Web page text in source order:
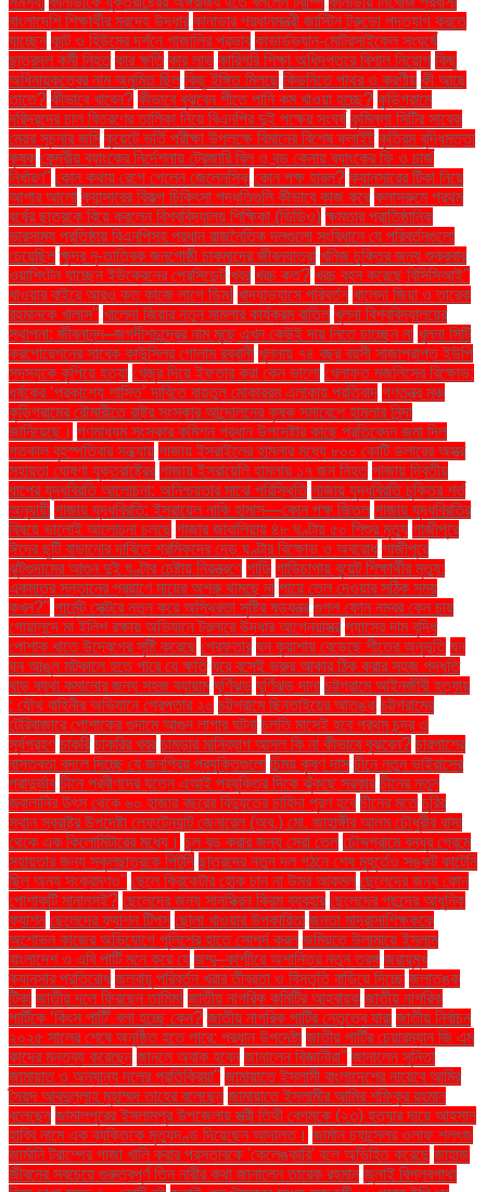
বাংলাদেশি শিক্ষার্থীর মরদেহ উদ্ধার কানাডার প্রধানমন্ত্রী জাস্টিন ট্রুডো পদত্যাগ করতে
যাচ্ছেন কান্ট ও হিউমের দর্শনে গাজালির প্রভাব কাভার্ডভ্যান-মোটরসাইকেল সংঘর্ষে
ছাত্রদল কর্মী নিহত কার ক্ষতি কার লাভ কারিগরি শিক্ষা অধিদপ্তরে বিশাল নিয়োগ কিছু
অধিনায়কত্বের নাম অনুমিত ছিল কিছু ইঙ্গিত মিলছে কিডনিতে পাথর ও করণীয় কী আছে
তাতে? কীভাবে খাবেন? কীভাবে বুঝবেন শীতে পানি কম খাওয়া হচ্ছে? কুড়িগ্রামে
দরিদ্রদের চাল বিতরণের তালিকা নিয়ে বিএনপির দুই পক্ষের সংঘর্ষ কুমিল্লা সিটির সাবেক
মেয়র সূচনার জমি কুয়েটে ভর্তি পরীক্ষা উপলক্ষে বিমানের বিশেষ ফ্লাইট কৃত্রিম বুদ্ধিমত্তা
কৃষক কেন্দ্রীয় ব্যাংকের নির্দেশনায় ট্রেজারি বিল ও বন্ড কেনায় ব্যাংকের ফি ও চার্জ
নির্ধারণ" কোন কথায় রেগে গেলেন জেলেনস্কি কোন পক্ষ হারল? ক্যানসারের টিকা নিয়ে
আশার আলো ক্যান্সারের বিকল্প চিকিৎসা পদ্ধতিগুলি কীভাবে কাজ করে ক্লাসরুমে প্রথম
বর্ষের ছাত্রকে বিয়ে করলেন বিশ্ববিদ্যালয় শিক্ষিকা (ভিডিও) ক্ষমতার প্রাতিষ্ঠানিক
ভারসাম্য প্রতিষ্ঠায় বিএনপিসহ প্রধান রাজনৈতিক দলগুলো সংবিধানে যে পরিবর্তনগুলো
চেয়েছিল ক্ষুদ্র নৃ-তাত্বিক জনগোষ্ঠী চাকমাদের জীবনযাত্রা খনিজ চুক্তির জন্য শুক্রবার
ওয়াশিংটন যাচ্ছেন ইউক্রেনের প্রেসিডেন্ট খবর খরচ কত? খরচ বহন করেছে বিসিসিআই"
খাওয়ার বাইরে আরও কত কাজে লাগে ডিম! খাদ্যাভ্যাসে পরিবর্তন খালেদা জিয়া ও তারেক
রহমানকে খালাস'' খালেদা জিয়ার নতুন মামলার কার্যক্রম বাতিল খুলনা বিশ্ববিদ্যালয়ের
স্থাপনা: জীবনানন্দ–জগদীশচন্দ্রের নাম মুছে এখন কেউই দায় নিতে চাচ্ছেন না খুলনা সিটি
করপোরেশনের সাবেক কাউন্সিলর গোলাম রব্বানী খুলনায় ৭৪ বছর বয়সী সাজাপ্রাপ্ত ইউপি
সদস্যকে কুপিয়ে হত্যা খেজুর দিয়ে ইফতার করা কেন ভালো খেলাফত মজলিসের বিক্ষোভ:
ধর্ষকের ‘প্রকাশ্যে শাস্তি’ দাবিতে বায়তুল মোকাররম এলাকায় প্রতিবাদ গণতন্ত্র মঞ্চ
কুড়িগ্রামের রৌমারীতে রাষ্ট্র সংস্কার আন্দোলনের কৃষক সমাবেশে হামলার নিন্দা
জানিয়েছে। গণমাধ্যম সংস্কার কমিশন প্রধান উপদেষ্টার কাছে প্রতিবেদন জমা দিল
গতকাল বৃহস্পতিবার সন্ধ্যায় গাজায় ইসরাইলের হামলার মধ্যে ৮০০ কোটি ডলারের অস্ত্র
সহায়তা ঘোষণা যুক্তরাষ্ট্রের গাজায় ইসরায়েলি হামলায় ১৭ জন নিহত গাজায় দ্বিতীয়
ধাপের যুদ্ধবিরতি আলোচনা: অনিশ্চয়তার মাঝে পরিস্থিতি গাজায় যুদ্ধবিরতি চুক্তির শর্ত
অনুযায়ী গাজায় যুদ্ধবিরতি: ইসরায়েল নাকি হামাস—কোন পক্ষ জিতল গাজায় যুদ্ধবিরতির
বিষয়ে ভালোই আলোচনা চলছে গাজার জাবালিয়ায় ৪৮ ঘণ্টায় ৫০ শিশুর মৃত্যু গাজীপুরে
ঈদের ছুটি বাড়ানোর দাবিতে শ্রমিকদের দেড় ঘণ্টার বিক্ষোভ ও অবরোধ গাজীপুরে
ঝুটগুদামের আগুন দুই ঘণ্টার চেষ্টায় নিয়ন্ত্রণে গাড়ি গাড়িচাপায় বুয়েট শিক্ষার্থীর মৃত্যু:
একমাত্র সন্তানের প্রয়াণে মায়ের অশ্রু থামছে না গায়ে তেল দেওয়ার সঠিক সময়
কখন?" গার্মেন্ট সেক্টরে নতুন করে অস্থিরতা সৃষ্টির ষড়যন্ত্র গুগল ফোন নম্বর কেন চায়
গোয়ালন্দে মা ইলিশ রক্ষায় অভিযানে ট্রলারে উদ্ধার আগ্নেয়াস্ত্র গ্যাসের দাম বৃদ্ধি
পোশাক খাতে উদ্বেগের সৃষ্টি করেছে গ্রেফতার ঘন কুয়াশায় বেড়েছে শীতের অনুভূতি ঘন
ঘন আঙুল মটকালে হতে পারে যে ক্ষতি ঘরে বসেই ভ্রুর আকার ঠিক করার সহজ পদ্ধতি
ঘাড় ব্যথা কমানোর জন্য সহজ ব্যায়াম ঘূর্ণিঝড় ঘূর্ণিঝড় দানা চট্টগ্রামে আইনজীবী হত্যায়
: যৌথ বাহিনীর অভিযানে গ্রেপ্তার ২০ চট্টগ্রামে ছিনতাইয়ের আতঙ্ক চট্টগ্রামের
টেরিবাজারে পোশাকের গুদামে আগুন লাগার ঘটনা চলতি মাসেই হবে প্রথম চন্দ্র ও
সূর্যগ্রহণ চাকরি চাকরির খবর চামড়ার মানিব্যাগ আসল কি না কীভাবে বুঝবেন? চারপাশের
বাস্তবতা বদলে দিচ্ছে যে জনপ্রিয় প্রযুক্তিগুলো চিন্ময় কৃষ্ণ দাস চীনে নতুন ভাইরাসের
প্রাদুর্ভাব চীনে প্রবীণদের যত্নে এআই প্রযুক্তির দিকে ঝুঁকছে সরকার চীনের নতুন
জ্বালানির উৎস থেকে ৬০ হাজার বছরের বিদ্যুতের চাহিদা পূরণ হবে চীনের মতে চুরির
স্থান স্বরাষ্ট্র উপদেষ্টা লেফটেন্যান্ট জেনারেল (অব.) মো. জাহাঙ্গীর আলম চৌধুরীর বাসা
থেকে এক কিলোমিটারের মধ্যে। চুল বড় করার জন্য সেরা তেল চৌদ্দগ্রামে বন্ধুর প্রেমে
সহায়তার জন্য স্কুলছাত্রকে পিটুনি ছাত্রদের নতুন দল গঠনে শেষ মুহূর্তেও সঙ্কট কাটেনি
ছিল অন্য সংক্রমণও" ছেলে ক্রিকেটার হোক চান না উমর আকমল ছেলেদের জন্য কোন
পোশাকটি মানানসই? ছেলেদের জন্য সানস্ক্রিন ক্রিম ব্যবহার ছেলেদের পছন্দের আধুনিক
ফ্যাশন ছেলেদের ফ্যাশন টিপস ছোলা খাওয়ার উপকারিতা জনতা মাদ্রাসাশিক্ষককে
অশোভন কাজের অভিযোগে পুলিশের হাতে সোপর্দ করল জমিয়তে উলামায়ে ইসলাম
বাংলাদেশ ও এবি পার্টি মনে করে যে জম্মু–কাশ্মীরে অশান্তির নতুন তরঙ্গ জরায়ুমুখ
ক্যানসার প্রতিরোধ জলবায়ু পরিবর্তন খরার তীব্রতা ও বিস্তৃতি বাড়িয়ে দিচ্ছে জলাতঙ্ক
টিকা জাতীয় দলে ফিরছেন তামিম! জাতীয় নাগরিক কমিটির আহ্বায়ক জাতীয় নাগরিক
পার্টিকে ‘কিংস পার্টি’ বলা হচ্ছে কেন? জাতীয় নাগরিক পার্টির নেতৃত্বে যারা জাতীয় নির্বাচন
২০২৫ সালের শেষে অনুষ্ঠিত হতে পারে: প্রধান উপদেষ্টা জাতীয় পার্টির চেয়ারম্যান জি এম
কাদের মন্তব্য করেছেন জানলে অবাক হবেন জানালেন বিজ্ঞানীরা" জানালেন সুনিতা
জামায়াত ও অন্যান্য দলের প্রতিক্রিয়া'' জামায়াতে ইসলামী বাংলাদেশের নায়েবে আমির
সৈয়দ আবদুল্লাহ মুহাম্মদ তাহের বলেছেন জামায়াতে ইসলামীর আমির শফিকুর রহমান
বলেছেন জামালপুরের ইসলামপুর উপজেলায় স্ত্রী তিথী বেগমকে (২৩) হত্যার দায়ে আহসান
হাবিব নামে এক ব্যক্তিকে মৃত্যুদণ্ড দিয়েছেন আদালত। জার্মান চ্যান্সেলর ওলাফ শলৎজ
জার্মানি ট্রাম্পের গাজা খালি করার প্রস্তাবকে 'কেলেঙ্কারি' বলে অভিহিত করেছে জাহাজ
জীবনের সবচেয়ে গুরুত্বপূর্ণ তিন নারীর কথা জানালেন তারেক রহমান জুলাই বিপ্লবগাথা